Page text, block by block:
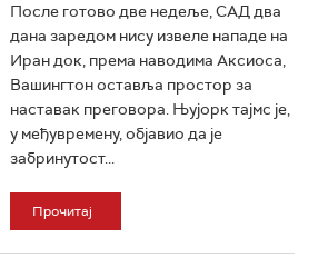
После готово две недеље, САД два
дана заредом нису извеле нападе на
Иран док, према наводима Аксиоса,
Вашингтон оставља простор за
наставак преговора. Њујорк тајмс је,
у међувремену, објавио да је
забринутост...
Прочитај